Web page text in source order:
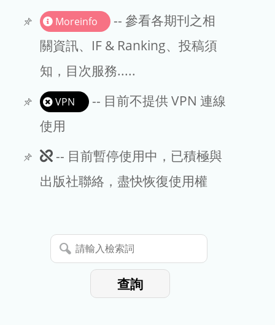
文章處理費
EndNote
Moreinfo
-- 參看各期刊之相
關資訊、IF & Ranking、投稿須
知，目次服務.....
VPN
-- 目前不提供 VPN 連線
使用
此
期
暫
停
-- 目前暫停使用中，已積極與
出版社聯絡，盡快恢復使用權
請
輸
查詢